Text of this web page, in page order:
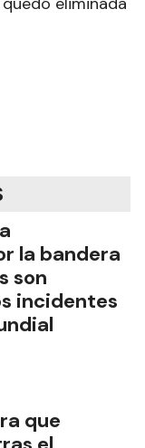
la bandera
son
incidentes
que